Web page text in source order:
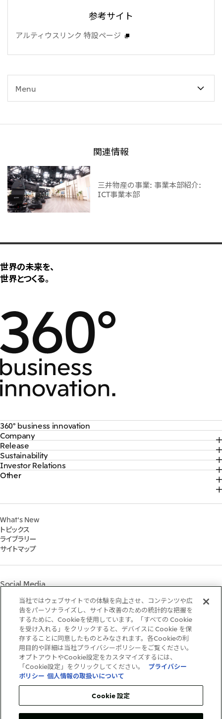
参考サイト
アルティウスリンク 特設ページ
Menu
関連情報
三井物産の事業: 事業本部紹介:
ICT事業本部
世界の未来を、
世界とつくる。
360° business innovation
トップ
三井物産ブランド・プロジェクト
ソーシャルメディア公式アカウント一覧​
コンテンツ一覧
Company
トップ
社長メッセージ
三井物産について
三井物産の事業
Release
トップ
2026年
2025年
Sustainability
トップ
サステナビリティ最新情報
Social
Governance
マテリアリティ
イニシアティブへの参画
三井物産の人材マネジメント
社会貢献活動
ライブラリー
「三井物産の森」LEAPアプローチ
TCFDに基づく情報開示
Investor Relations
トップ
IR資料室
IR説明会
個人株主・投資家の皆様へ
株主・株式基本情報
IRカレンダー
Other
株式会社三井物産戦略研究所
三井グループ350周年記念事業サイト
What's New
トピックス
ライブラリー
サイトマップ
Social Media
InstagramTwitter FacebookLinkedInYoutube
ご利用条件
推奨環境
個人情報保護方針
情報セキュリティ方針
ソーシャルメディア利用規約
当社ではウェブサイトでの体験を向上させ、コンテンツや広
告をパーソナライズし、サイト改善のための統計的な把握を
するために、Cookieを使用しています。「すべての Cookie
を受け入れる」をクリックすると、デバイスに Cookie を保
存することに同意したものとみなされます。各Cookieの利
用目的や詳細は当社プライバシーポリシーをご覧ください。
オプトアウトやCookie設定をカスタマイズするには、
「Cookie設定」をクリックしてください。
プライバシー
ポリシー 個人情報の取扱いについて
Cookie 設定